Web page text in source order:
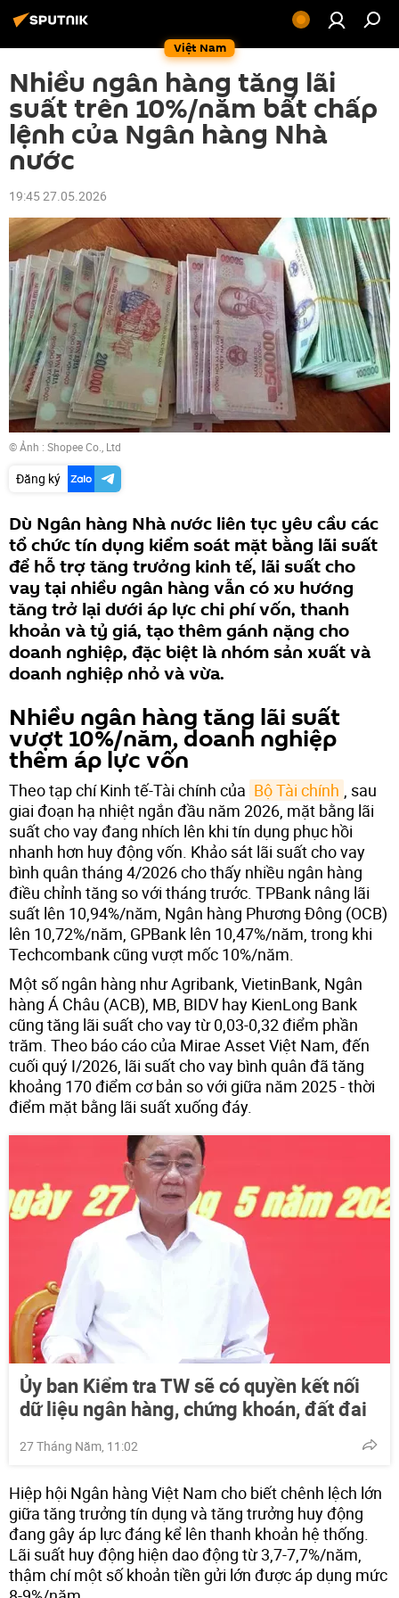
Việt Nam
Nhiều ngân hàng tăng lãi
suất trên 10%/năm bất chấp
lệnh của Ngân hàng Nhà
nước
19:45 27.05.2026
© Ảnh : Shopee Co., Ltd
Đăng ký
Dù Ngân hàng Nhà nước liên tục yêu cầu các
tổ chức tín dụng kiểm soát mặt bằng lãi suất
để hỗ trợ tăng trưởng kinh tế, lãi suất cho
vay tại nhiều ngân hàng vẫn có xu hướng
tăng trở lại dưới áp lực chi phí vốn, thanh
khoản và tỷ giá, tạo thêm gánh nặng cho
doanh nghiệp, đặc biệt là nhóm sản xuất và
doanh nghiệp nhỏ và vừa.
Nhiều ngân hàng tăng lãi suất
vượt 10%/năm, doanh nghiệp
thêm áp lực vốn
Theo tạp chí Kinh tế-Tài chính của Bộ Tài chính
, sau
giai đoạn hạ nhiệt ngắn đầu năm 2026, mặt bằng lãi
suất cho vay đang nhích lên khi tín dụng phục hồi
nhanh hơn huy động vốn. Khảo sát lãi suất cho vay
bình quân tháng 4/2026 cho thấy nhiều ngân hàng
điều chỉnh tăng so với tháng trước. TPBank nâng lãi
suất lên 10,94%/năm, Ngân hàng Phương Đông (OCB)
lên 10,72%/năm, GPBank lên 10,47%/năm, trong khi
Techcombank cũng vượt mốc 10%/năm.
Một số ngân hàng như Agribank, VietinBank, Ngân
hàng Á Châu (ACB), MB, BIDV hay KienLong Bank
cũng tăng lãi suất cho vay từ 0,03-0,32 điểm phần
trăm. Theo báo cáo của Mirae Asset Việt Nam, đến
cuối quý I/2026, lãi suất cho vay bình quân đã tăng
khoảng 170 điểm cơ bản so với giữa năm 2025 - thời
điểm mặt bằng lãi suất xuống đáy.
Ủy ban Kiểm tra TW sẽ có quyền kết nối
dữ liệu ngân hàng, chứng khoán, đất đai
27 Tháng Năm, 11:02
Hiệp hội Ngân hàng Việt Nam cho biết chênh lệch lớn
giữa tăng trưởng tín dụng và tăng trưởng huy động
đang gây áp lực đáng kể lên thanh khoản hệ thống.
Lãi suất huy động hiện dao động từ 3,7-7,7%/năm,
thậm chí một số khoản tiền gửi lớn được áp dụng mức